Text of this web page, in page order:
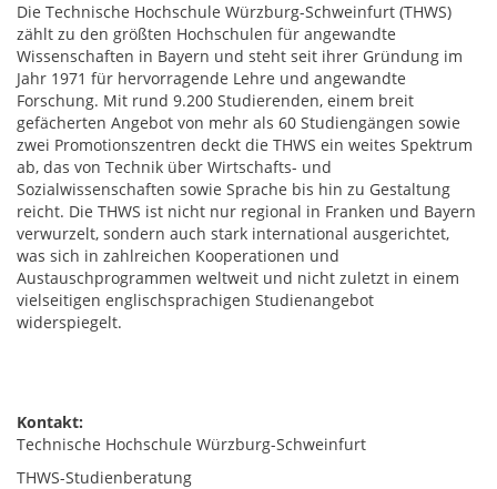
Die Technische Hochschule Würzburg-Schweinfurt (THWS)
zählt zu den größten Hochschulen für angewandte
Wissenschaften in Bayern und steht seit ihrer Gründung im
Jahr 1971 für hervorragende Lehre und angewandte
Forschung. Mit rund 9.200 Studierenden, einem breit
gefächerten Angebot von mehr als 60 Studiengängen sowie
zwei Promotionszentren deckt die THWS ein weites Spektrum
ab, das von Technik über Wirtschafts- und
Sozialwissenschaften sowie Sprache bis hin zu Gestaltung
reicht. Die THWS ist nicht nur regional in Franken und Bayern
verwurzelt, sondern auch stark international ausgerichtet,
was sich in zahlreichen Kooperationen und
Austauschprogrammen weltweit und nicht zuletzt in einem
vielseitigen englischsprachigen Studienangebot
widerspiegelt.
Kontakt:
Technische Hochschule Würzburg-Schweinfurt
THWS-Studienberatung